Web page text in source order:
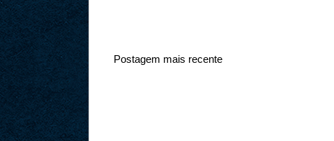
Postagem mais recente